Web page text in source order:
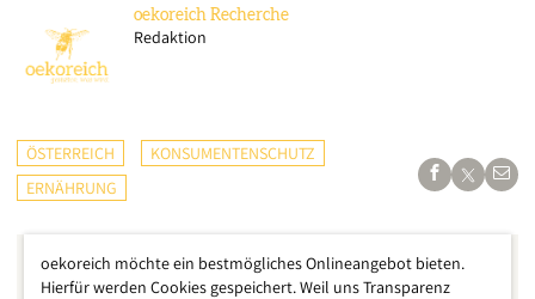
oekoreich Recherche
Redaktion
ÖSTERREICH
KONSUMENTENSCHUTZ
ERNÄHRUNG
oekoreich möchte ein bestmögliches Onlineangebot bieten.
Hierfür werden Cookies gespeichert. Weil uns Transparenz